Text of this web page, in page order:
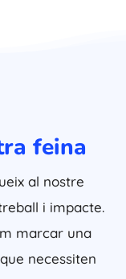
feina
al nostre
i impacte.
marcar una
necessiten